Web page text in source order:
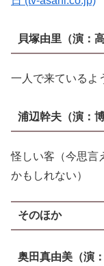
貝塚由里 （演：
一人で来ているよ
浦辺幹夫（演：
怪しい客（今思言
かもしれない）
そのほか
奥田真由美（演：